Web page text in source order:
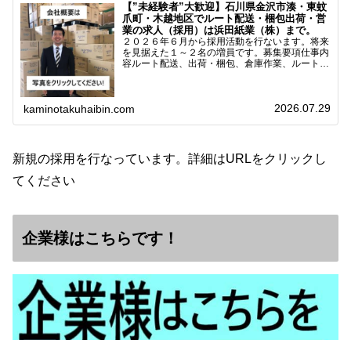
【”未経験者”大歓迎】石川県金沢市湊・東蚊
爪町・木越地区でルート配送・梱包出荷・営
業の求人（採用）は浜田紙業（株）まで。
２０２６年６月から採用活動を行ないます。将来
を見据えた１～２名の増員です。募集要項仕事内
容ルート配送、出荷・梱包、倉庫作業、ルート営
kaminotakuhaibin.com 2026.07.29
新規の採用を行なっています。詳細はURLをクリックし
てください
企業様はこちらです！